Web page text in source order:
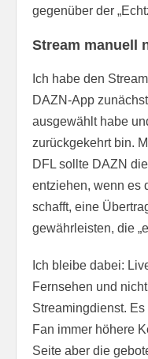
gegenüber der
Stream manuell
Ich habe den
DAZN-App
ausgewählt habe
zurückgekehrt bin.
DFL sollte DAZN
entziehen, wenn es
schafft, eine
gewährleisten, die
Ich bleibe dabei:
Fernsehen und
Streamingdienst.
Fan immer höhere
Seite aber die